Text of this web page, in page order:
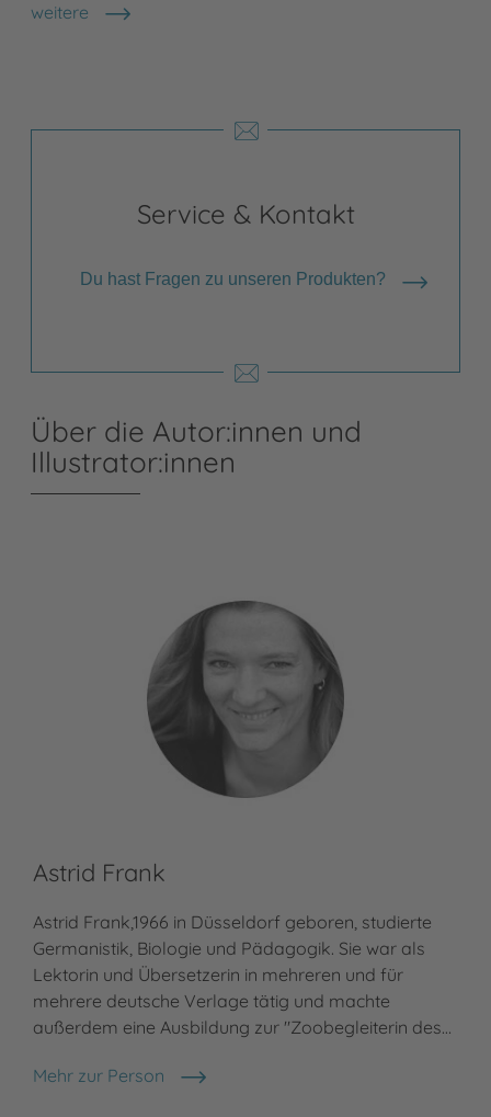
weitere
Shops anzeigen
Service & Kontakt
Du hast Fragen zu unseren Produkten?
Über die Autor:innen und
Illustrator:innen
Astrid Frank
Astrid Frank,1966 in Düsseldorf geboren, studierte
Germanistik, Biologie und Pädagogik. Sie war als
Lektorin und Übersetzerin in mehreren und für
mehrere deutsche Verlage tätig und machte
außerdem eine Ausbildung zur "Zoobegleiterin des…
Mehr zur Person
Astrid Frank